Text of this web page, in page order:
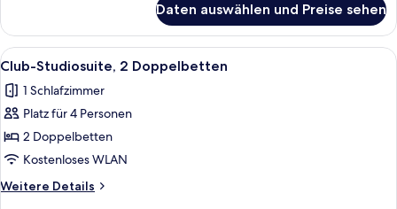
Studiosuite,
1 King-
Bett
Daten auswählen und Preise sehen
Alle
Fotos
für
Club-
Studiosuite,
2 Doppelbetten
anzeigen
Zimmersafe, Schreibtisch,
4
Club-Studiosuite, 2 Doppelbetten
1 Schlafzimmer
Platz für 4 Personen
2 Doppelbetten
Kostenloses WLAN
Weitere Details
Weitere